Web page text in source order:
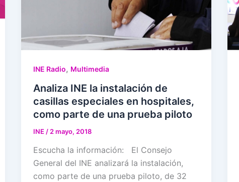
INE Radio, Multimedia
Analiza INE la instalación de
casillas especiales en hospitales,
como parte de una prueba piloto
INE / 2 mayo, 2018
Escucha la información: El Consejo
General del INE analizará la instalación,
como parte de una prueba piloto, de 32